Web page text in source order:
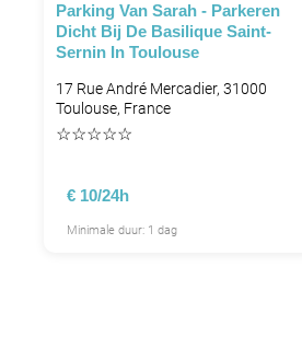
Parking Van Sarah - Parkeren
Dicht Bij De Basilique Saint-
Sernin In Toulouse
17 Rue André Mercadier, 31000
Toulouse, France
☆☆☆☆☆
€ 10/24h
Minimale duur: 1 dag